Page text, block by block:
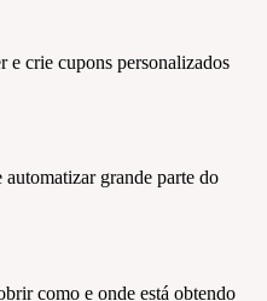
crie cupons personalizados
grande parte do
como e onde está obtendo